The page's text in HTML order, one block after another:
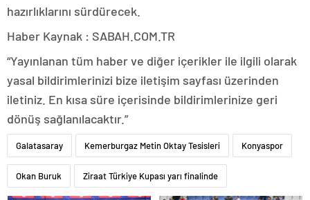
hazırlıklarını sürdürecek.
Haber Kaynak : SABAH.COM.TR
“Yayınlanan tüm haber ve diğer içerikler ile ilgili olarak
yasal bildirimlerinizi bize iletişim sayfası üzerinden
iletiniz. En kısa süre içerisinde bildirimlerinize geri
dönüş sağlanılacaktır.”
Galatasaray Kemerburgaz Metin Oktay Tesisleri Konyaspor
Okan Buruk Ziraat Türkiye Kupası yarı finalinde